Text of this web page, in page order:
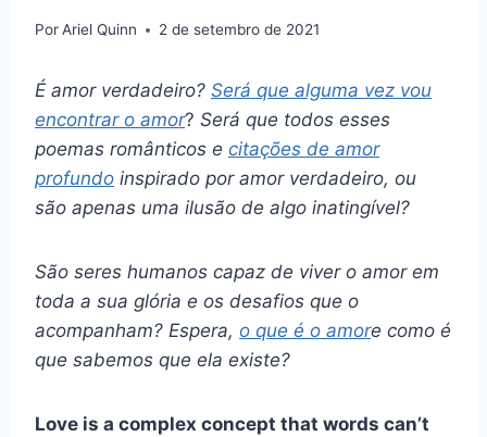
PorAriel Quinn 2 de setembro de 2021
É amor verdadeiro? Será que alguma vez vou
encontrar o amor? Será que todos esses
poemas românticos e citações de amor
profundo inspirado por amor verdadeiro, ou
são apenas uma ilusão de algo inatingível?
São seres humanos capaz de viver o amor em
toda a sua glória e os desafios que o
acompanham? Espera, o que é o amore como é
que sabemos que ela existe?
Love is a complex concept that words can’t